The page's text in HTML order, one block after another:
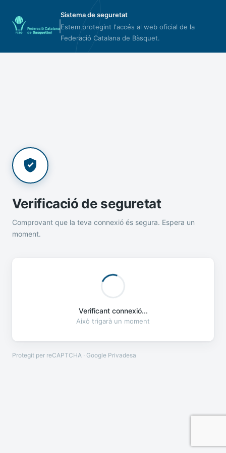
Sistema de seguretat
Estem protegint l'accés al web oficial de la
Federació Catalana de Bàsquet.
Verificació de seguretat
Comprovant que la teva connexió és segura. Espera un
moment.
Verificant connexió...
Això trigarà un moment
Protegit per reCAPTCHA · Google Privadesa